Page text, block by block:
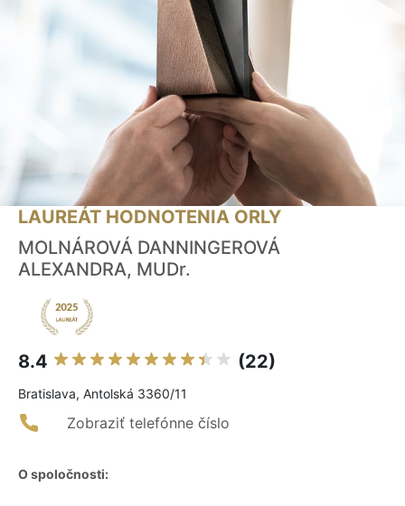
LAUREÁT HODNOTENIA ORLY
MOLNÁROVÁ DANNINGEROVÁ
ALEXANDRA, MUDr.
8.4 (22)
Bratislava, Antolská 3360/11
Zobraziť telefónne číslo
O spoločnosti: